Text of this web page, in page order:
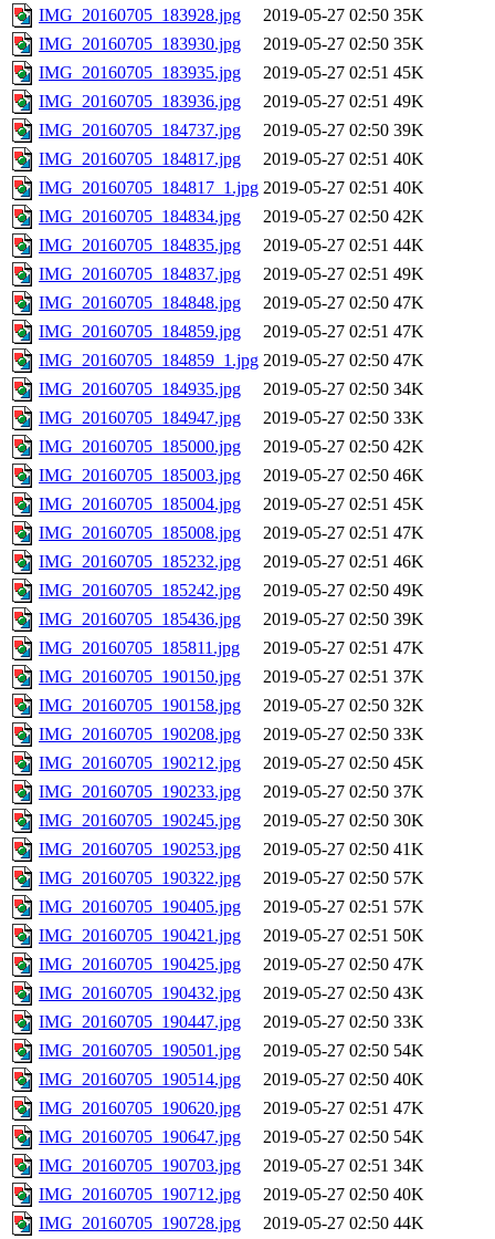
IMG_20160705_183928.jpg 2019-05-27 02:50 35K
IMG_20160705_183930.jpg
2019-05-27 02:50 35K
IMG_20160705_183935.jpg
2019-05-27 02:51 45K
IMG_20160705_183936.jpg
2019-05-27 02:51 49K
IMG_20160705_184737.jpg
2019-05-27 02:50 39K
IMG_20160705_184817.jpg
2019-05-27 02:51 40K
IMG_20160705_184817_1.jpg 2019-05-27 02:51 40K
IMG_20160705_184834.jpg
2019-05-27 02:50 42K
IMG_20160705_184835.jpg
2019-05-27 02:51 44K
IMG_20160705_184837.jpg
2019-05-27 02:51 49K
IMG_20160705_184848.jpg
2019-05-27 02:50 47K
IMG_20160705_184859.jpg
2019-05-27 02:51 47K
IMG_20160705_184859_1.jpg 2019-05-27 02:50 47K
IMG_20160705_184935.jpg
2019-05-27 02:50 34K
IMG_20160705_184947.jpg
2019-05-27 02:50 33K
IMG_20160705_185000.jpg
2019-05-27 02:50 42K
IMG_20160705_185003.jpg
2019-05-27 02:50 46K
IMG_20160705_185004.jpg
2019-05-27 02:51 45K
IMG_20160705_185008.jpg
2019-05-27 02:51 47K
IMG_20160705_185232.jpg
2019-05-27 02:51 46K
IMG_20160705_185242.jpg
2019-05-27 02:50 49K
IMG_20160705_185436.jpg
2019-05-27 02:50 39K
IMG_20160705_185811.jpg
2019-05-27 02:51 47K
IMG_20160705_190150.jpg
2019-05-27 02:51 37K
IMG_20160705_190158.jpg
2019-05-27 02:50 32K
IMG_20160705_190208.jpg
2019-05-27 02:50 33K
IMG_20160705_190212.jpg
2019-05-27 02:50 45K
IMG_20160705_190233.jpg
2019-05-27 02:50 37K
IMG_20160705_190245.jpg
2019-05-27 02:50 30K
IMG_20160705_190253.jpg
2019-05-27 02:50 41K
IMG_20160705_190322.jpg
2019-05-27 02:50 57K
IMG_20160705_190405.jpg
2019-05-27 02:51 57K
IMG_20160705_190421.jpg
2019-05-27 02:51 50K
IMG_20160705_190425.jpg
2019-05-27 02:50 47K
IMG_20160705_190432.jpg
2019-05-27 02:50 43K
IMG_20160705_190447.jpg
2019-05-27 02:50 33K
IMG_20160705_190501.jpg
2019-05-27 02:50 54K
IMG_20160705_190514.jpg
2019-05-27 02:50 40K
IMG_20160705_190620.jpg
2019-05-27 02:51 47K
IMG_20160705_190647.jpg
2019-05-27 02:50 54K
IMG_20160705_190703.jpg
2019-05-27 02:51 34K
IMG_20160705_190712.jpg
2019-05-27 02:50 40K
IMG_20160705_190728.jpg
2019-05-27 02:50 44K